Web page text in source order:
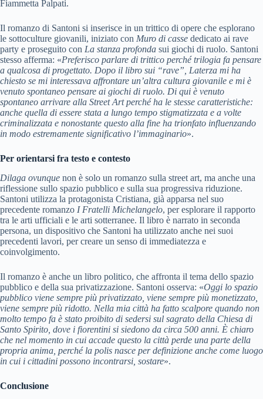
Fiammetta Palpati.
Il romanzo di Santoni si inserisce in un trittico di opere che esplorano
le sottoculture giovanili, iniziato con Muro di casse dedicato ai rave
party e proseguito con La stanza profonda sui giochi di ruolo. Santoni
stesso afferma: «Preferisco parlare di trittico perché trilogia fa pensare
a qualcosa di progettato. Dopo il libro sui “rave”, Laterza mi ha
chiesto se mi interessava affrontare un’altra cultura giovanile e mi è
venuto spontaneo pensare ai giochi di ruolo. Di qui è venuto
spontaneo arrivare alla Street Art perché ha le stesse caratteristiche:
anche quella di essere stata a lungo tempo stigmatizzata e a volte
criminalizzata e nonostante questo alla fine ha trionfato influenzando
in modo estremamente significativo l’immaginario».
Per orientarsi fra testo e contesto
Dilaga ovunque non è solo un romanzo sulla street art, ma anche una
riflessione sullo spazio pubblico e sulla sua progressiva riduzione.
Santoni utilizza la protagonista Cristiana, già apparsa nel suo
precedente romanzo I Fratelli Michelangelo, per esplorare il rapporto
tra le arti ufficiali e le arti sotterranee. Il libro è narrato in seconda
persona, un dispositivo che Santoni ha utilizzato anche nei suoi
precedenti lavori, per creare un senso di immediatezza e
coinvolgimento.
Il romanzo è anche un libro politico, che affronta il tema dello spazio
pubblico e della sua privatizzazione. Santoni osserva: «Oggi lo spazio
pubblico viene sempre più privatizzato, viene sempre più monetizzato,
viene sempre più ridotto. Nella mia città ha fatto scalpore quando non
molto tempo fa è stato proibito di sedersi sul sagrato della Chiesa di
Santo Spirito, dove i fiorentini si siedono da circa 500 anni. È chiaro
che nel momento in cui accade questo la città perde una parte della
propria anima, perché la polis nasce per definizione anche come luogo
in cui i cittadini possono incontrarsi, sostare».
Conclusione